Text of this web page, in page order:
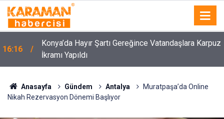
16:16
Konya’da Hayır Şartı Gereğince Vatandaşlara Karpuz
İkramı Yapıldı
Anasayfa Gündem Antalya
Muratpaşa’da Online
Nikah Rezervasyon Dönemi Başlıyor